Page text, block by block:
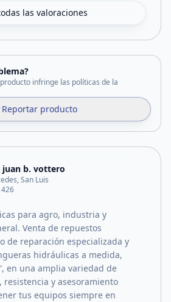
las valoraciones
infringe las políticas de la
Reportar producto
juan b. vottero
San Luis
426
para agro, industria y
Venta de repuestos
de reparación especializada y
hidráulicas a medida,
en una amplia variedad de
resistencia y asesoramiento
tus equipos siempre en